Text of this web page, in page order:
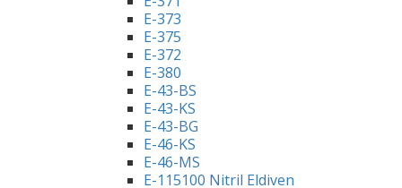
E-373
E-375
E-372
E-380
E-43-BS
E-43-KS
E-43-BG
E-46-KS
E-46-MS
E-115100 Nitril Eldiven